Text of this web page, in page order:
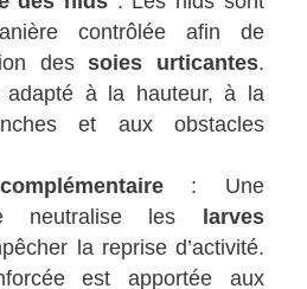
contrôlée afin de
dessoies urticantes.
adapté à la hauteur, à la
et aux obstacles
: Une
neutralise les larves
la reprise d’activité.
est apportée aux